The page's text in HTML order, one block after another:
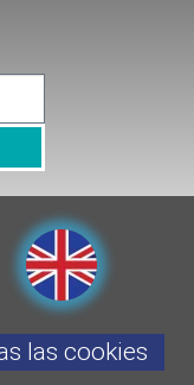
las cookies